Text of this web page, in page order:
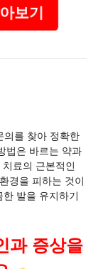
보기
의를 찾아 정확한
법은 바르는 약과
료의 근본적인
경을 피하는 것이
발을 유지하기
과 증상을